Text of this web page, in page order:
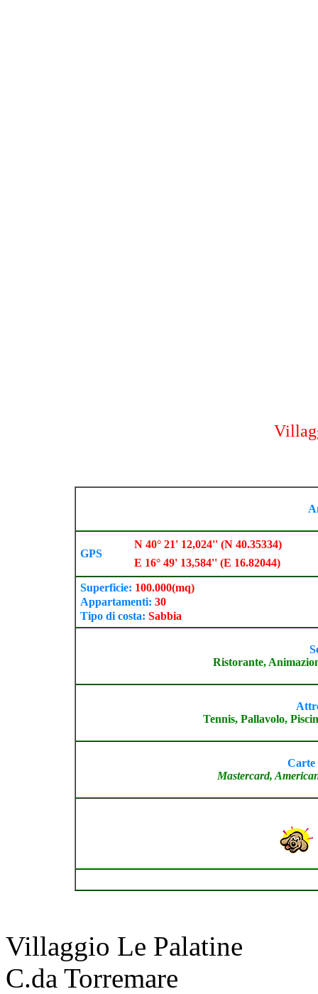
GPS
N 40° 21' 12,024'' (N 40.35334)
E 16° 49' 13,584'' (E 16.82044)
Superficie: 100.000(mq)
Appartamenti: 30
Tipo di costa: Sabbia
Ristorante,
Tennis, Pallavolo,
Carte
Mastercard,
Villaggio Le Palatine
C.da Torremare